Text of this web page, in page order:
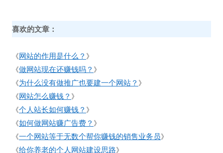
喜欢的文章：
《网站的作用是什么？ 》
《做网站现在还赚钱吗？ 》
《为什么没有做推广也要建一个网站？ 》
《网站怎么赚钱？ 》
《个人站长如何赚钱？ 》
《如何做网站赚广告费？ 》
《一个网站等于无数个帮你赚钱的销售业务员》
《给你养老的个人网站建设思路》